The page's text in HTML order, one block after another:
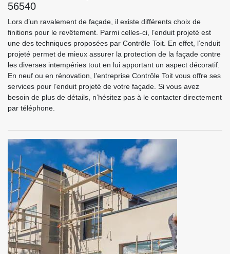
56540
Lors d’un ravalement de façade, il existe différents choix de
finitions pour le revêtement. Parmi celles-ci, l’enduit projeté est
une des techniques proposées par Contrôle Toit. En effet, l’enduit
projeté permet de mieux assurer la protection de la façade contre
les diverses intempéries tout en lui apportant un aspect décoratif.
En neuf ou en rénovation, l’entreprise Contrôle Toit vous offre ses
services pour l’enduit projeté de votre façade. Si vous avez
besoin de plus de détails, n’hésitez pas à le contacter directement
par téléphone.